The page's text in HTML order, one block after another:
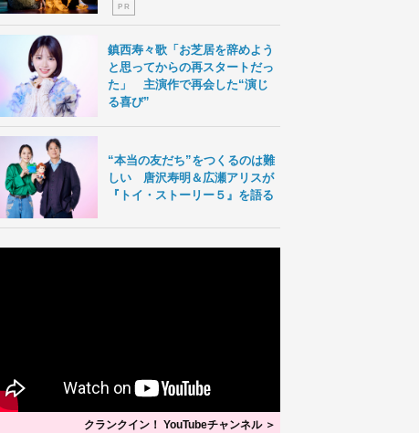
P R
鎮西寿々歌「お芝居を辞めよう
と思ってからの再スタートだっ
た」 主演作で再会した“演じ
る喜び”
“本当の友だち”をつくるのは難
しい 唐沢寿明＆広瀬アリスが
『トイ・ストーリー５』を語る
クランクイン！ YouTubeチャンネル ＞